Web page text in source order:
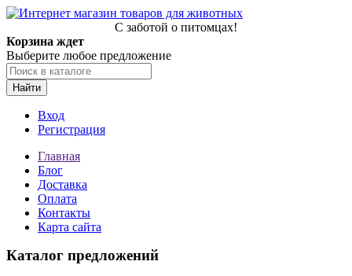
С заботой о питомцах!
Корзина ждет
Выберите любое предложение
Найти
Вход
Регистрация
Главная
Блог
Доставка
Оплата
Контакты
Карта сайта
Каталог предложений